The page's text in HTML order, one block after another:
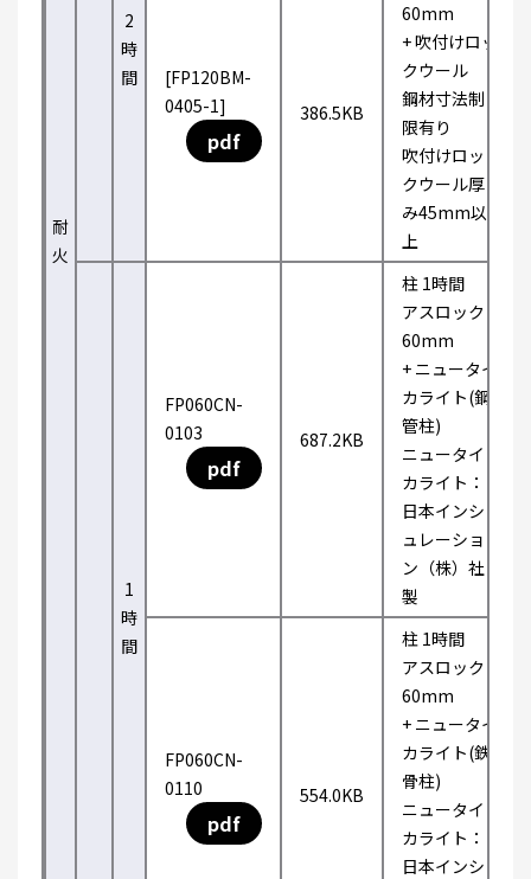
耐
火
2
時
間
[FP120BM-
0405-1]
pdf
386.5KB
60mm
+ 吹付けロッ
クウール
鋼材寸法制
限有り
吹付けロッ
クウール厚
み45mm以
上
1
時
間
FP060CN-
0103
pdf
687.2KB
柱 1時間
アスロック
60mm
+ ニュータイ
カライト(鋼
管柱)
ニュータイ
カライト：
日本インシ
ュレーショ
ン（株）社
製
FP060CN-
0110
pdf
554.0KB
柱 1時間
アスロック
60mm
+ ニュータイ
カライト(鉄
骨柱)
ニュータイ
カライト：
日本インシ